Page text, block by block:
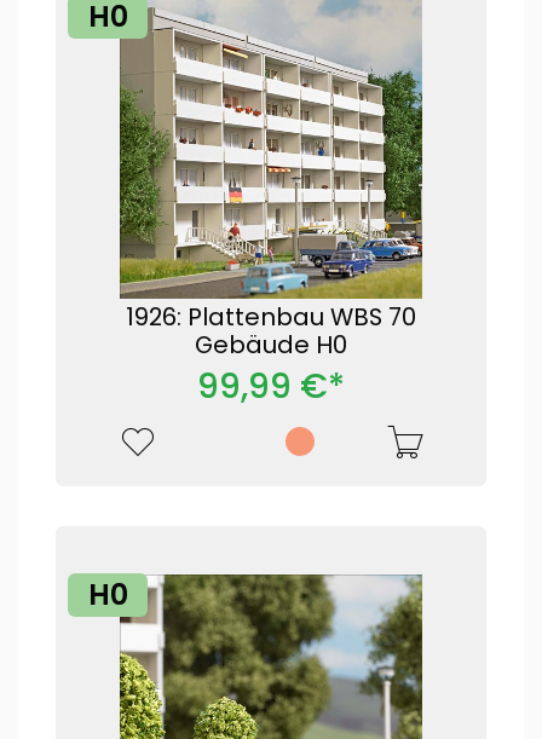
H0
1926: Plattenbau WBS 70
Gebäude H0
99,99 €*
H0